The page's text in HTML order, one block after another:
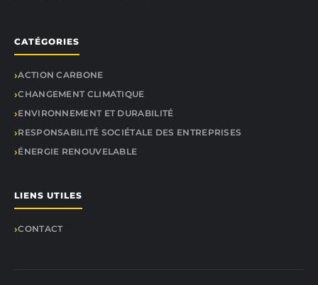
CATÉGORIES
ACTION CARBONE
CHANGEMENT CLIMATIQUE
ENVIRONNEMENT ET DURABILITÉ
RESPONSABILITÉ SOCIÉTALE DES ENTREPRISES
ÉNERGIE RENOUVELABLE
LIENS UTILES
CONTACT